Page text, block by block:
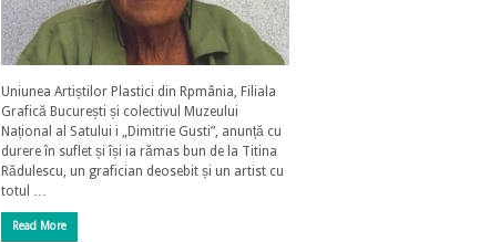
Uniunea Artiștilor Plastici din Rpmânia, Filiala
Grafică București și colectivul Muzeului
Național al Satului i „Dimitrie Gusti”, anunță cu
durere în suflet și își ia rămas bun de la Titina
Rădulescu, un grafician deosebit și un artist cu
totul …
Read More